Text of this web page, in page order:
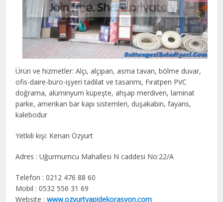
Ürün ve hizmetler: Alçı, alçıpan, asma tavan, bölme duvar,
ofis-daire-büro-işyeri tadilat ve tasarımı, Fıratpen PVC
doğrama, alüminyum küpeşte, ahşap merdiven, laminat
parke, amerikan bar kapı sistemleri, duşakabin, fayans,
kalebodur
Yetkili kişi: Kenan Özyurt
Adres : Uğurmumcu Mahallesi N caddesi No:22/A
Telefon : 0212 476 88 60
Mobil : 0532 556 31 69
Website :www.ozyurtyapidekorasyon.com